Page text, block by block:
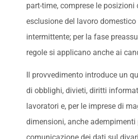
part-time, comprese le posizioni
esclusione del lavoro domestico
intermittente; per la fase
regole si applicano anche ai
Il provvedimento introduce un
di obblighi, divieti, diritti
lavoratori e, per le imprese di
dimensioni, anche adempimenti